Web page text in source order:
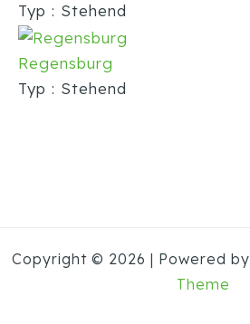
Typ : Stehend
Regensburg
Typ : Stehend
Copyright © 2026 | Powered by
Theme